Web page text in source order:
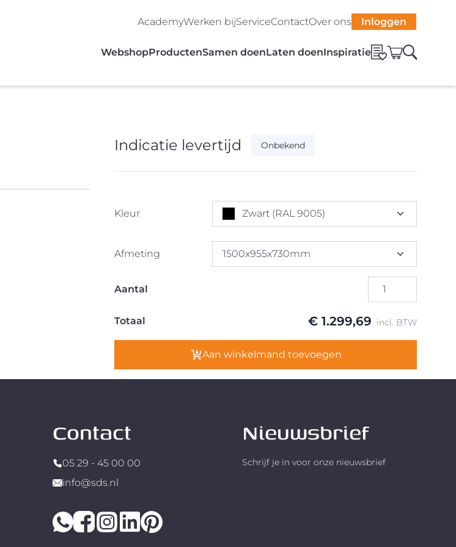
AcademyWerken bijServiceContactOver ons Inloggen
WebshopProductenSamen doenLaten doenInspiratie
Indicatie levertijd Onbekend
Kleur Zwart (RAL 9005)
Afmeting 1500x955x730mm
Aantal
Totaal € 1.299,69 incl. BTW
Aan winkelmand toevoegen
Contact
05 29 - 45 00 00
info@sds.nl
Nieuwsbrief
Schrijf je in voor onze nieuwsbrief